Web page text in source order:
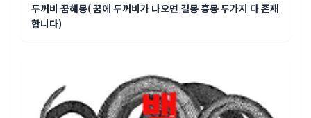
두꺼비 꿈해몽( 꿈에 두꺼비가 나오면 길몽 흉몽 두가지 다 존재
합니다)